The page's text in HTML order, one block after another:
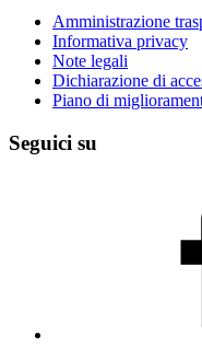
Amministrazione
Informativa privacy
Note legali
Dichiarazione di
Piano di
Seguici su